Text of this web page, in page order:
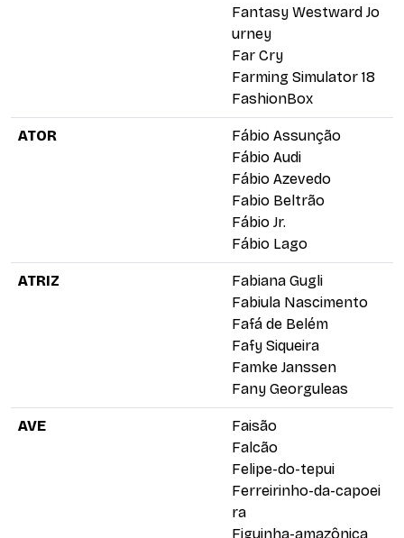
Fantasy Westward Jo
urney
Far Cry
Farming Simulator 18
FashionBox
ATOR
Fábio Assunção
Fábio Audi
Fábio Azevedo
Fabio Beltrão
Fábio Jr.
Fábio Lago
ATRIZ
Fabiana Gugli
Fabiula Nascimento
Fafá de Belém
Fafy Siqueira
Famke Janssen
Fany Georguleas
AVE
Faisão
Falcão
Felipe-do-tepui
Ferreirinho-da-capoei
ra
Figuinha-amazônica